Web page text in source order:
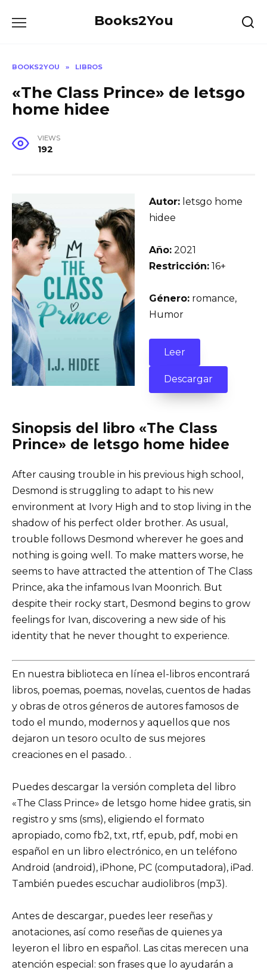
Books2You
BOOKS2YOU » LIBROS
«The Class Prince» de letsgo
home hidee
VIEWS
192
Autor: letsgo home
hidee
Año: 2021
Restricción: 16+
Género: romance,
Humor
Leer
Descargar
Sinopsis del libro «The Class
Prince» de letsgo home hidee
After causing trouble in his previous high school,
Desmond is struggling to adapt to his new
environment at Ivory High and to stop living in the
shadow of his perfect older brother. As usual,
trouble follows Desmond wherever he goes and
nothing is going well. To make matters worse, he
seems to have attracted the attention of The Class
Prince, aka the infamous Ivan Moonrich. But
despite their rocky start, Desmond begins to grow
feelings for Ivan, discovering a new side of his
identity that he never thought to experience.
En nuestra biblioteca en línea el-libros encontrará
libros, poemas, poemas, novelas, cuentos de hadas
y obras de otros géneros de autores famosos de
todo el mundo, modernos y aquellos que nos
dejaron un tesoro oculto de sus mejores
creaciones en el pasado. .
Puedes descargar la versión completa del libro
«The Class Prince» de letsgo home hidee gratis, sin
registro y sms (sms), eligiendo el formato
apropiado, como fb2, txt, rtf, epub, pdf, mobi en
español en un libro electrónico, en un teléfono
Android (android), iPhone, PC (computadora), iPad.
También puedes escuchar audiolibros (mp3).
Antes de descargar, puedes leer reseñas y
anotaciones, así como reseñas de quienes ya
leyeron el libro en español. Las citas merecen una
atención especial: son frases que lo ayudarán a